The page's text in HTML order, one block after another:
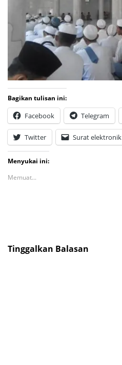
Bagikan tulisan ini:
Facebook Telegram
Twitter Surat elektronik
Menyukai ini:
Memuat...
Tinggalkan Balasan